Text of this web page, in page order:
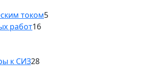
током5
работ16
к СИЗ28